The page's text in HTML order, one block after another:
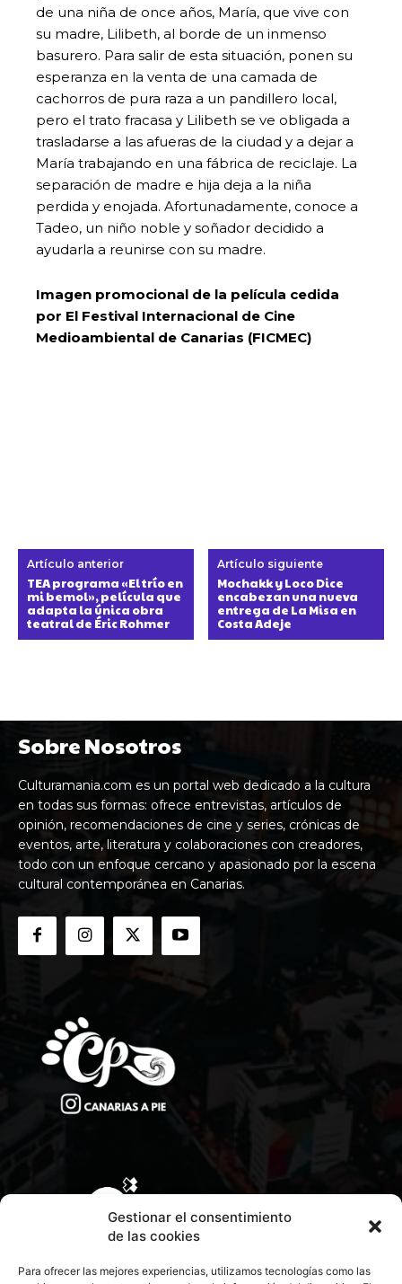
Gestionar el consentimiento
de las cookies
Para ofrecer las mejores experiencias, utilizamos tecnologías como las
de una niña de once años, María, que vive con
su madre, Lilibeth, al borde de un inmenso
basurero. Para salir de esta situación, ponen su
esperanza en la venta de una camada de
cachorros de pura raza a un pandillero local,
pero el trato fracasa y Lilibeth se ve obligada a
trasladarse a las afueras de la ciudad y a dejar a
María trabajando en una fábrica de reciclaje. La
separación de madre e hija deja a la niña
perdida y enojada. Afortunadamente, conoce a
Tadeo, un niño noble y soñador decidido a
ayudarla a reunirse con su madre.
Imagen promocional de la película cedida
por El Festival Internacional de Cine
Medioambiental de Canarias (FICMEC)
Artículo anterior
TEA programa «El trío en
mi bemol», película que
adapta la única obra
teatral de Éric Rohmer
Artículo siguiente
Mochakk y Loco Dice
encabezan una nueva
entrega de La Misa en
Costa Adeje
Sobre Nosotros
Culturamania.com es un portal web dedicado a la cultura
en todas sus formas: ofrece entrevistas, artículos de
opinión, recomendaciones de cine y series, crónicas de
eventos, arte, literatura y colaboraciones con creadores,
todo con un enfoque cercano y apasionado por la escena
cultural contemporánea en Canarias.